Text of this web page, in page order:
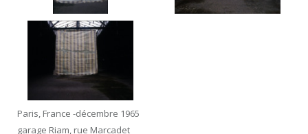
Paris, France -décembre 1965
garage Riam, rue Marcadet